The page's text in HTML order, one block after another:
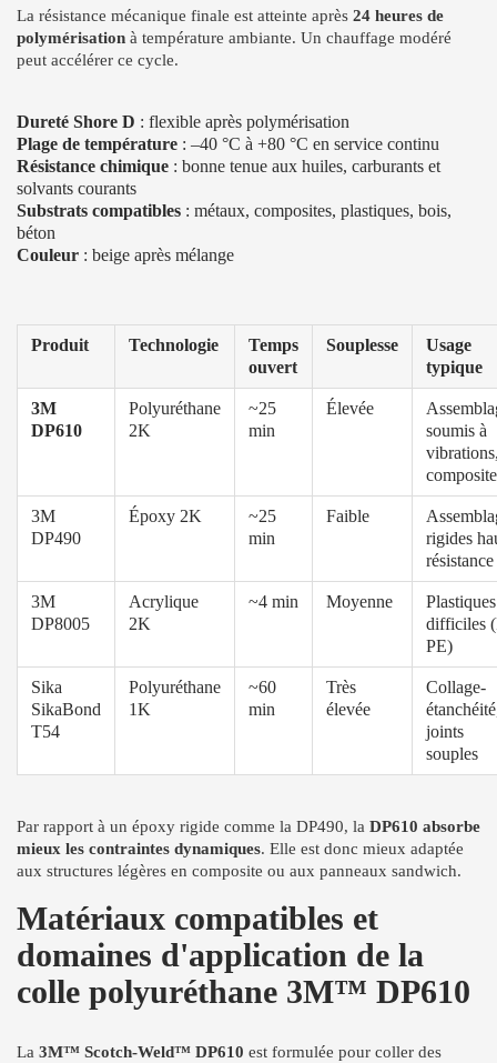
La résistance mécanique finale est atteinte après 24 heures de
polymérisation à température ambiante. Un chauffage modéré
peut accélérer ce cycle.
Dureté Shore D : flexible après polymérisation
Plage de température : –40 °C à +80 °C en service continu
Résistance chimique : bonne tenue aux huiles, carburants et
solvants courants
Substrats compatibles : métaux, composites, plastiques, bois,
béton
Couleur : beige après mélange
Produit Technologie
Temps
ouvert
Souplesse
Usage
typique
3M
DP610
Polyuréthane
2K
~25
min
Élevée
soumis à
3M
DP490
Époxy 2K
~25
min
Faible
rigides
résistance
3M
DP8005
Acrylique
2K
~4 min Moyenne
Plastiques
difficiles
PE)
Sika
SikaBond
T54
Polyuréthane
1K
~60
min
Très
élevée
Collage-
joints
souples
Par rapport à un époxy rigide comme la DP490, la DP610 absorbe
mieux les contraintes dynamiques. Elle est donc mieux adaptée
aux structures légères en composite ou aux panneaux sandwich.
Matériaux compatibles et
domaines d'application de la
colle polyuréthane 3M™ DP610
La 3M™ Scotch-Weld™ DP610 est formulée pour coller des